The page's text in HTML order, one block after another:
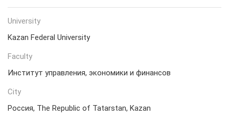
University
Kazan Federal University
Faculty
Институт управления, экономики и финансов
City
Россия, The Republic of Tatarstan, Kazan